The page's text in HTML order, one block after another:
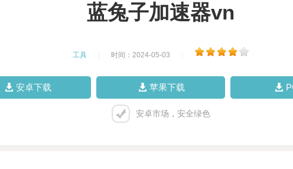
蓝兔子加速器vn
工具 时间：2024-05-03
安卓下载 苹果下载
安卓市场，安全绿色